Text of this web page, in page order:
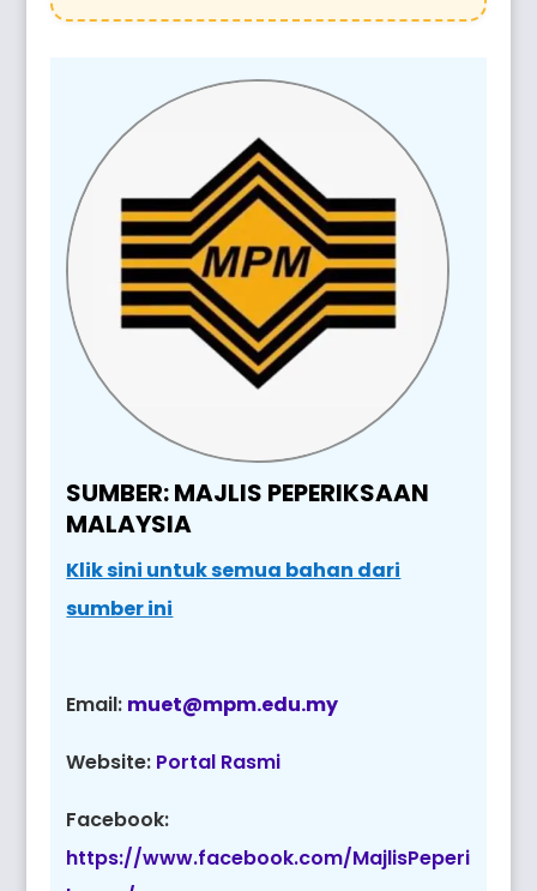
SUMBER: MAJLIS PEPERIKSAAN
MALAYSIA
Klik sini untuk semua bahan dari
sumber ini
Email: muet@mpm.edu.my
Website: Portal Rasmi
Facebook:
https://www.facebook.com/MajlisPeperi